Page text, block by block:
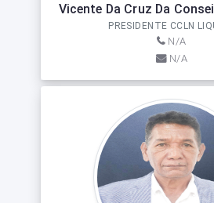
Vicente Da Cruz Da
PRESIDENTE CCLN
N/A
N/A